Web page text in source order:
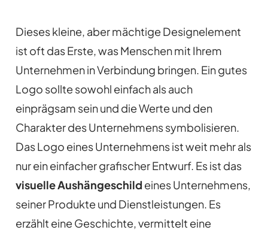
Dieses kleine, aber mächtige Designelement
ist oft das Erste, was Menschen mit Ihrem
Unternehmen in Verbindung bringen. Ein gutes
Logo sollte sowohl einfach als auch
einprägsam sein und die Werte und den
Charakter des Unternehmens symbolisieren.
Das Logo eines Unternehmens ist weit mehr als
nur ein einfacher grafischer Entwurf. Es ist das
visuelle Aushängeschildeines Unternehmens,
seiner Produkte und Dienstleistungen. Es
erzählt eine Geschichte, vermittelt eine